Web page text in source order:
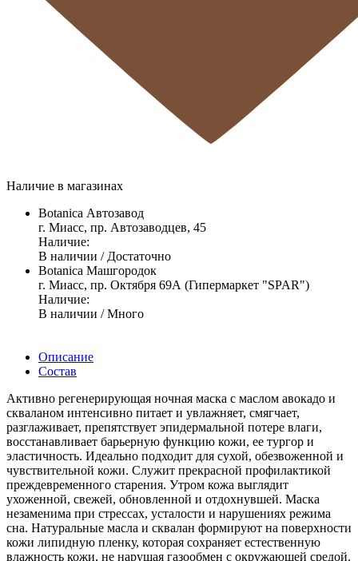
Наличие в магазинах
Botanica Автозавод
г. Миасс, пр. Автозаводцев, 45
Наличие:
В наличии / Достаточно
Botanica Машгородок
г. Миасс, пр. Октября 69А (Гипермаркет "SPAR")
Наличие:
В наличии / Много
Описание
Состав
Активно регенерирующая ночная маска с маслом авокадо и
скваланом интенсивно питает и увлажняет, смягчает,
разглаживает, препятствует эпидермальной потере влаги,
восстанавливает барьерную функцию кожи, ее тургор и
эластичность. Идеально подходит для сухой, обезвоженной и
чувствительной кожи. Служит прекрасной профилактикой
преждевременного старения. Утром кожа выглядит
ухоженной, свежей, обновленной и отдохнувшей. Маска
незаменима при стрессах, усталости и нарушениях режима
сна. Натуральные масла и сквалан формируют на поверхности
кожи липидную пленку, которая сохраняет естественную
влажность кожи, не нарушая газообмен с окружающей средой.